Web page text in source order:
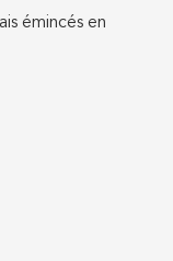
émincés en